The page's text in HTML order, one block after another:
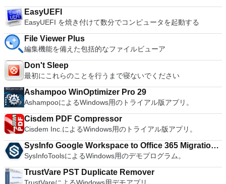
environment, without the need to install the OS natively.
VMware Workstation Pro doesn't just support Microsofts OS,
you can also install Linux VMs, including Ubuntu, Red Hat,
Fedora, and lots of other distributions as well. Overall,
Workstation Pro offers high performance, strong reliability,
and cutting edge features that make it stand out from the
crowd. The full version is a little pricey, but you do get what
you pay for.
セスできます。 VMware Playerは、Microsoft Virtual Server仮
想マシンまたはMicrosoft Virtual PC仮想マシンもサポートして
EasyUEFI
EasyUEFI を焼き付けて数分でコンピュータを起動する
File Viewer Plus
編集機能を備えた包括的なファイルビューア
Don't Sleep
最初にこれらのことを行うまで寝ないでください
Ashampoo WinOptimizer Pro 29
AshampooによるWindows用のトライアル版アプリ。
Cisdem PDF Compressor
Cisdem Inc.によるWindows用のトライアル版アプリ。
SysInfo Google Workspace to Office 365 Migration
Tool
SysInfoToolsによるWindows用のデモプログラム。
TrustVare PST Duplicate Remover